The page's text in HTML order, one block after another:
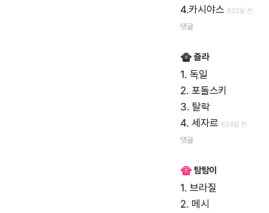
4.카시야스 625일 전
댓글
즐라
1. 독일
2.포돌스키
3. 탈락
4.세자르 624일 전
댓글
탐탐이
1. 브라질
2. 메시